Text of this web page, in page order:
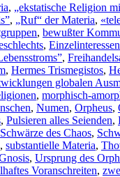
, „ekstatische Religion
, „Ruf“ der Materia,
, bewußter
,
,
, Hermes Trismegistos,
globalen
, morphisch-
, Numen, Orpheus,
, Pulsieren alles Seienden,
Schwärze des Chaos,
, substantielle Materia,
, Ursprung des
Voranschreiten,